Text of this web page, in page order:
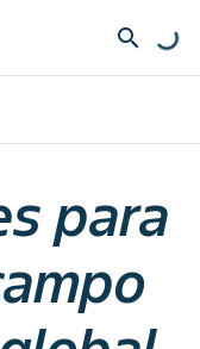
search
para